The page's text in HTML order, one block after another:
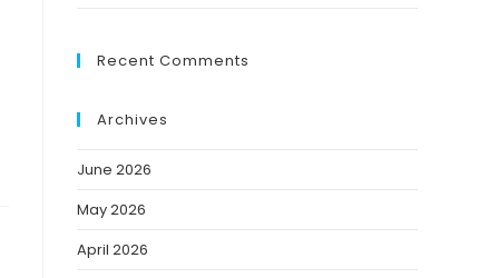
Recent Comments
Archives
June 2026
May 2026
April 2026